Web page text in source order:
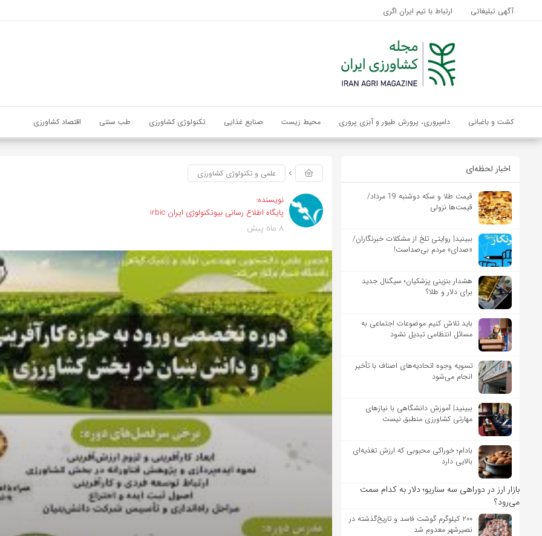
آگهی تبلیغاتی ارتباط با تیم ایران اگری
کشت و باغبانی دامپروری، پرورش طیور و آبزی پروری محیط زیست صنایع غذایی تکنولوژی کشاورزی طب سنتی اقتصاد کشاورزی
اخبار لحظه‌ای
قیمت طلا و سکه دوشنبه 19 مرداد/
قیمت‌ها نزولی
ببینید| روایتی تلخ از مشکلات خبرنگاران/
«صدای» ‌مردم بی‌صدا‌ست!
هشدار بنزینی پزشکیان؛ سیگنال جدید
برای دلار و طلا؟
باید تلاش کنیم موضوعات اجتماعی به
مسائل انتظامی تبدیل نشود
تسویه وجوه اتحادیه‌های اصناف با تأخیر
انجام می‌شود
ببینید| آموزش دانشگاهی با نیازهای
مهارتی کشاورزی منطبق نیست
بادام؛ خوراکی محبوبی که ارزش تغذیه‌ای
بالایی دارد
بازار ارز در دوراهی سه سناریو؛ دلار به کدام سمت
می‌رود؟
۲۰۰ کیلوگرم گوشت فاسد و تاریخ‌گذشته در
نصیرشهر معدوم شد
علمی و تکنولوژی کشاورزی
نویسنده:
پایگاه اطلاع رسانی بیوتکنولوژی ایران irbic
8 ماه پیش